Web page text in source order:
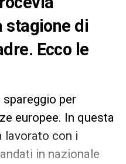
stagione di
Ecco le
per
europee. In questa
lavorato con i
in nazionale